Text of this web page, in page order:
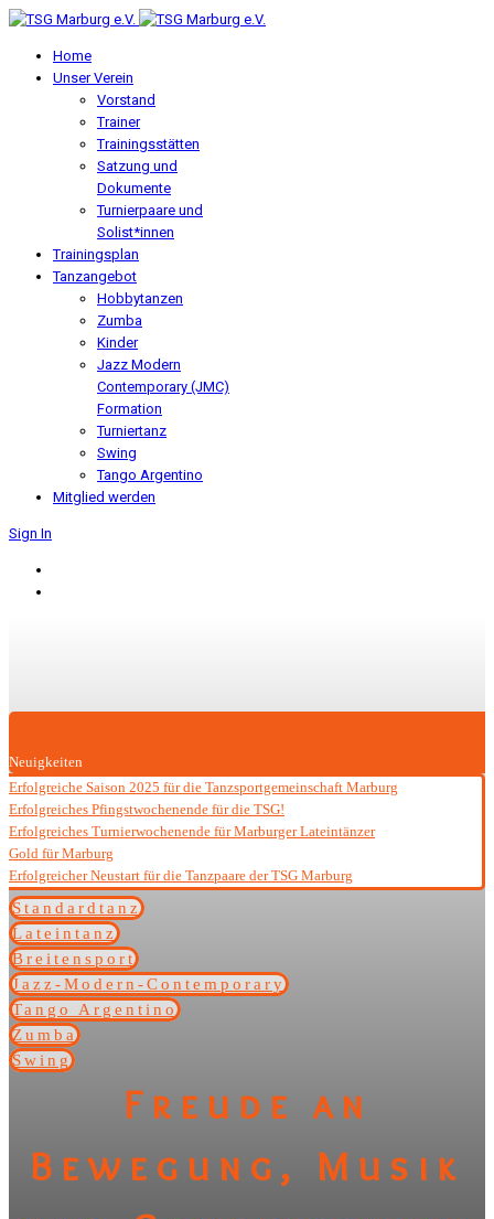
Home
Unser Verein
Vorstand
Trainer
Trainingsstätten
Satzung und
Dokumente
Turnierpaare und
Solist*innen
Trainingsplan
Tanzangebot
Hobbytanzen
Zumba
Kinder
Jazz Modern
Contemporary (JMC)
Formation
Turniertanz
Swing
Tango Argentino
Mitglied werden
Sign In
Neuigkeiten
Erfolgreiche Saison 2025 für die Tanzsportgemeinschaft Marburg
Erfolgreiches Pfingstwochenende für die TSG!
Erfolgreiches Turnierwochenende für Marburger Lateintänzer
Gold für Marburg
Erfolgreicher Neustart für die Tanzpaare der TSG Marburg
Standardtanz
Lateintanz
Breitensport
Jazz-Modern-Contemporary
Tango Argentino
Zumba
Swing
Freude an
Bewegung, Musik